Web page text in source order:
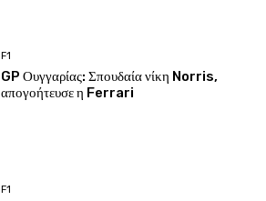
F1
GP Ουγγαρίας: Σπουδαία νίκη Norris,
απογοήτευσε η Ferrari
F1